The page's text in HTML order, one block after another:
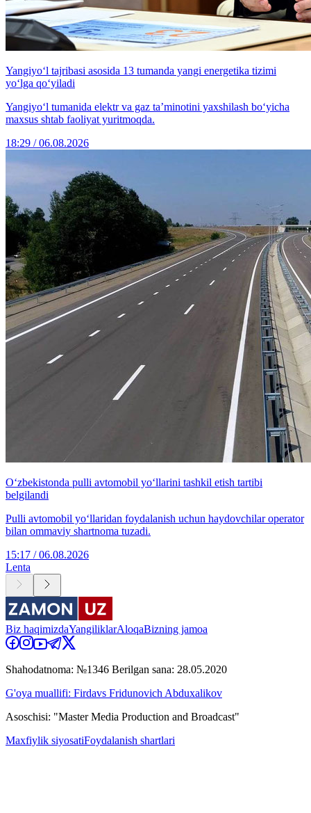
Yangiyo‘l tajribasi asosida 13 tumanda yangi energetika tizimi
yo‘lga qo‘yiladi
Yangiyo‘l tumanida elektr va gaz ta’minotini yaxshilash bo‘yicha
maxsus shtab faoliyat yuritmoqda.
18:29 / 06.08.2026
O‘zbekistonda pulli avtomobil yo‘llarini tashkil etish tartibi
belgilandi
Pulli avtomobil yo‘llaridan foydalanish uchun haydovchilar operator
bilan ommaviy shartnoma tuzadi.
15:17 / 06.08.2026
Lenta
Biz haqimizdaYangiliklarAloqaBizning jamoa
Shahodatnoma: №1346 Berilgan sana: 28.05.2020
G'oya muallifi: Firdavs Fridunovich Abduxalikov
Asoschisi: "Master Media Production and Broadcast"
Maxfiylik siyosatiFoydalanish shartlari